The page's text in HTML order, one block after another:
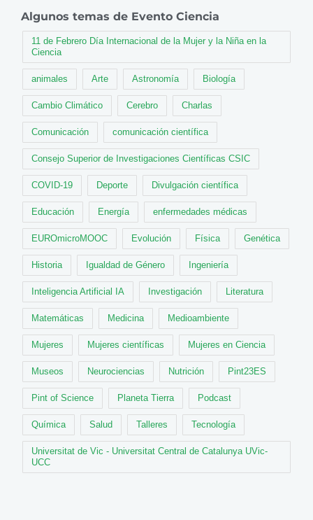
Algunos temas de Evento Ciencia
11 de Febrero Día Internacional de la Mujer y la Niña en la
Ciencia
animales Arte Astronomía Biología
Cambio Climático Cerebro Charlas
Comunicación comunicación científica
Consejo Superior de Investigaciones Científicas CSIC
COVID-19 Deporte Divulgación científica
Educación Energía enfermedades médicas
EUROmicroMOOC Evolución Física Genética
Historia Igualdad de Género Ingeniería
Inteligencia Artificial IA Investigación Literatura
Matemáticas Medicina Medioambiente
Mujeres Mujeres científicas Mujeres en Ciencia
Museos Neurociencias Nutrición Pint23ES
Pint of Science Planeta Tierra Podcast
Química Salud Talleres Tecnología
Universitat de Vic - Universitat Central de Catalunya UVic-
UCC